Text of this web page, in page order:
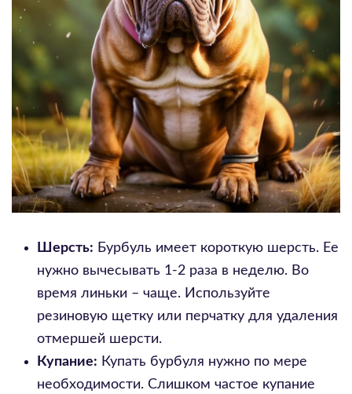
Шерсть: Бурбуль имеет короткую шерсть. Ее
нужно вычесывать 1-2 раза в неделю. Во
время линьки – чаще. Используйте
резиновую щетку или перчатку для удаления
отмершей шерсти.
Купание: Купать бурбуля нужно по мере
необходимости. Слишком частое купание